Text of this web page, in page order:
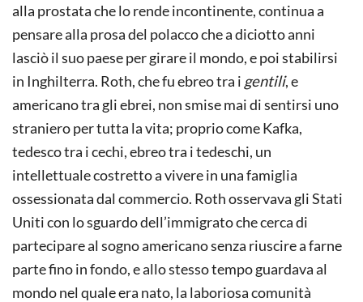
alla prostata che lo rende incontinente, continua a
pensare alla prosa del polacco che a diciotto anni
lasciò il suo paese per girare il mondo, e poi stabilirsi
in Inghilterra. Roth, che fu ebreo tra i gentili, e
americano tra gli ebrei, non smise mai di sentirsi uno
straniero per tutta la vita; proprio come Kafka,
tedesco tra i cechi, ebreo tra i tedeschi, un
intellettuale costretto a vivere in una famiglia
ossessionata dal commercio. Roth osservava gli Stati
Uniti con lo sguardo dell’immigrato che cerca di
partecipare al sogno americano senza riuscire a farne
parte fino in fondo, e allo stesso tempo guardava al
mondo nel quale era nato, la laboriosa comunità